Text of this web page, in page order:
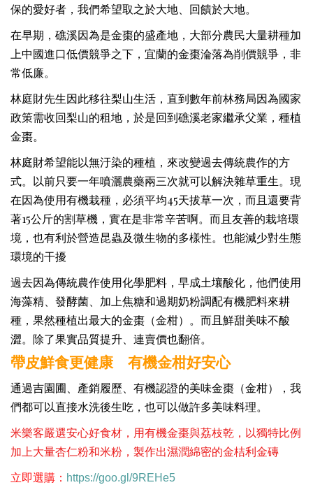
保的愛好者，我們希望取之於大地、回饋於大地。
在早期，礁溪因為是金棗的盛產地，大部分農民大量耕種加
上中國進口低價競爭之下，宜蘭的金棗淪落為削價競爭，非
常低廉。
林庭財先生因此移往梨山生活，直到數年前林務局因為國家
政策需收回梨山的租地，於是回到礁溪老家繼承父業，種植
金棗。
林庭財希望能以無汙染的種植，來改變過去傳統農作的方
式。以前只要一年噴灑農藥兩三次就可以解決雜草重生。現
在因為使用有機栽種，必須平均45天拔草一次，而且還要背
著15公斤的割草機，實在是非常辛苦啊。而且友善的栽培環
境，也有利於營造昆蟲及微生物的多樣性。也能減少對生態
環境的干擾
過去因為傳統農作使用化學肥料，早成土壤酸化，他們使用
海藻精、發酵菌、加上焦糖和過期奶粉調配有機肥料來耕
種，果然種植出最大的金棗（金柑）。而且鮮甜美味不酸
澀。除了果實品質提升、連賣價也翻倍。
帶皮鮮食更健康 有機金柑好安心
通過吉園圃、產銷履歷、有機認證的美味金棗（金柑），我
們都可以直接水洗後生吃，也可以做許多美味料理。
米樂客嚴選安心好食材，用有機金棗與荔枝乾， 以獨特比例
加上大量杏仁粉和米粉，製作出濕潤綿密的金桔利金磚
立即選購： https://goo.gl/9REHe5